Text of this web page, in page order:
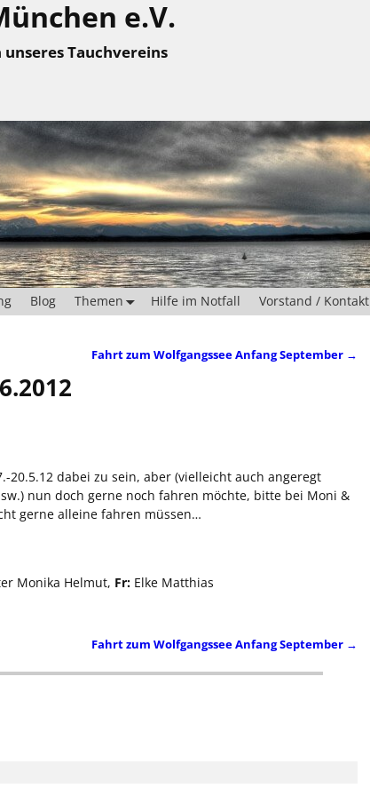
e.V.
Tauchvereins
Blog Themen Hilfe im Notfall
Vorstand / Kontakt
Fahrt zum Wolfgangssee Anfang September →
dabei zu sein, aber (vielleicht auch angeregt
nun doch gerne noch fahren möchte, bitte bei Moni &
gerne alleine fahren müssen…
Monika Helmut, Fr: Elke Matthias
Fahrt zum Wolfgangssee Anfang September →